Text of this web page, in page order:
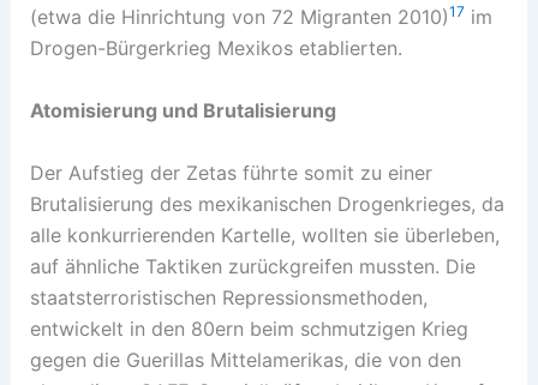
(etwa die Hinrichtung von 72 Migranten 2010)17 im
Drogen-Bürgerkrieg Mexikos etablierten.
Atomisierung und Brutalisierung
Der Aufstieg der Zetas führte somit zu einer
Brutalisierung des mexikanischen Drogenkrieges, da
alle konkurrierenden Kartelle, wollten sie überleben,
auf ähnliche Taktiken zurückgreifen mussten. Die
staatsterroristischen Repressionsmethoden,
entwickelt in den 80ern beim schmutzigen Krieg
gegen die Guerillas Mittelamerikas, die von den